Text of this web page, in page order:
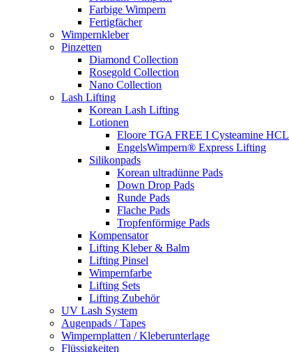
Farbige Wimpern
Fertigfächer
Wimpernkleber
Pinzetten
Diamond Collection
Rosegold Collection
Nano Collection
Lash Lifting
Korean Lash Lifting
Lotionen
Eloore TGA FREE I Cysteamine HCL
EngelsWimpern® Express Lifting
Silikonpads
Korean ultradünne Pads
Down Drop Pads
Runde Pads
Flache Pads
Tropfenförmige Pads
Kompensator
Lifting Kleber & Balm
Lifting Pinsel
Wimpernfarbe
Lifting Sets
Lifting Zubehör
UV Lash System
Augenpads / Tapes
Wimpernplatten / Kleberunterlage
Flüssigkeiten